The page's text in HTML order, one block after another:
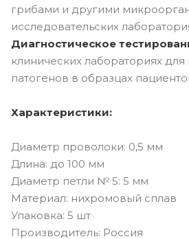
грибами и другими
исследовательских
Диагностическое
клинических лабораториях
патогенов в образцах
Характеристики:
Диаметр проволоки: 0,5 мм
Длина: до 100 мм
Диаметр петли № 5: 5 мм
Материал: нихромовый сплав
Упаковка: 5 шт
Производитель: Россия